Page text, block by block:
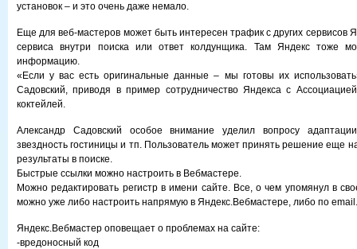
установок – и это очень даже немало.
Еще для веб-мастеров может быть интересен трафик с других сервисов
сервиса внутри поиска или ответ колдунщика. Там Яндекс тоже
информацию.
«Если у вас есть оригинальные данные – мы готовы их
Садовский, приводя в пример сотрудничество Яндекса с
коктейлей.
Александр Садовский особое внимание уделил вопросу
звездность гостиницы и тп. Пользователь может принять решение еще
результаты в поиске.
Быстрые ссылки можно настроить в Вебмастере.
Можно редактировать регистр в имени сайте. Все, о чем упомянул в
можно уже либо настроить напрямую в Яндекс.Вебмастере, либо по email.
Яндекс.Вебмастер оповещает о проблемах на сайте:
-вредоносный код